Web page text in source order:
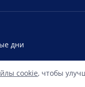
cookie, чтобы
дни